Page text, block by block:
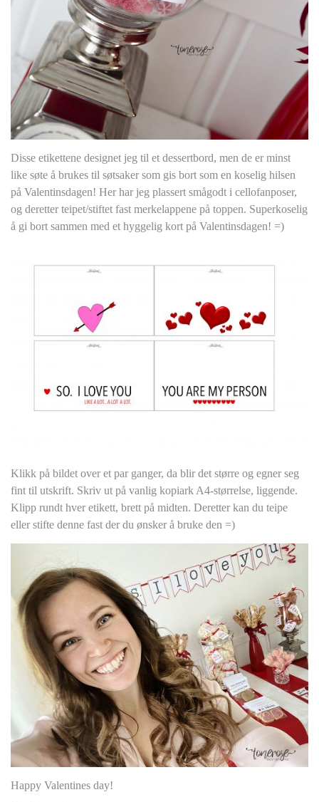
Disse etikettene designet jeg til et dessertbord, men de er minst
like søte å brukes til søtsaker som gis bort som en koselig hilsen
på Valentinsdagen! Her har jeg plassert smågodt i cellofanposer,
og deretter teipet/stiftet fast merkelappene på toppen. Superkoselig
å gi bort sammen med et hyggelig kort på Valentinsdagen! =)
Klikk på bildet over et par ganger, da blir det større og egner seg
fint til utskrift. Skriv ut på vanlig kopiark A4-størrelse, liggende.
Klipp rundt hver etikett, brett på midten. Deretter kan du teipe
eller stifte denne fast der du ønsker å bruke den =)
Happy Valentines day!